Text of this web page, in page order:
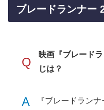
ブレードランナー
Q
映画『ブレード
じは？
A
『ブレードラン